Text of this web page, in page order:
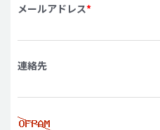
メールアドレス*
連絡先